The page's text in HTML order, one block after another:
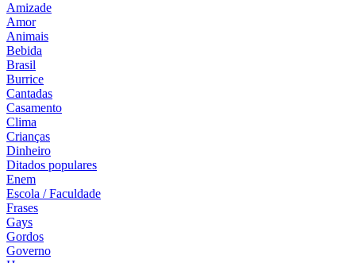
Amizade
Amor
Animais
Bebida
Brasil
Burrice
Cantadas
Casamento
Clima
Crianças
Dinheiro
Ditados populares
Enem
Escola / Faculdade
Frases
Gays
Gordos
Governo